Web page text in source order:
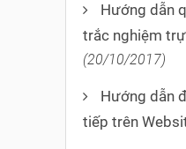
Hướng dẫn
trắc nghiệm
(20/10/2017)
Hướng dẫn
tiếp trên